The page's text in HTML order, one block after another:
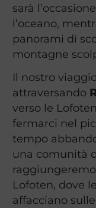
sarà
l’oceano,
panorami di
montagne
Il nostro
attraversando
verso le
fermarci nel
tempo
una comunità
raggiungeremo
Lofoten, dove
affacciano